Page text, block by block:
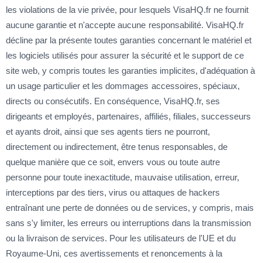
les violations de la vie privée, pour lesquels VisaHQ.fr ne fournit
aucune garantie et n'accepte aucune responsabilité. VisaHQ.fr
décline par la présente toutes garanties concernant le matériel et
les logiciels utilisés pour assurer la sécurité et le support de ce
site web, y compris toutes les garanties implicites, d'adéquation à
un usage particulier et les dommages accessoires, spéciaux,
directs ou consécutifs. En conséquence, VisaHQ.fr, ses
dirigeants et employés, partenaires, affiliés, filiales, successeurs
et ayants droit, ainsi que ses agents tiers ne pourront,
directement ou indirectement, être tenus responsables, de
quelque manière que ce soit, envers vous ou toute autre
personne pour toute inexactitude, mauvaise utilisation, erreur,
interceptions par des tiers, virus ou attaques de hackers
entraînant une perte de données ou de services, y compris, mais
sans s'y limiter, les erreurs ou interruptions dans la transmission
ou la livraison de services. Pour les utilisateurs de l'UE et du
Royaume-Uni, ces avertissements et renoncements à la